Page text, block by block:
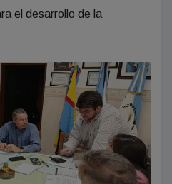
el desarrollo de la